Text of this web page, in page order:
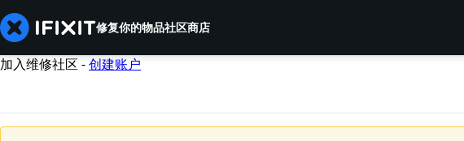
修复你的物品社区商店
加入维修社区 -创建账户